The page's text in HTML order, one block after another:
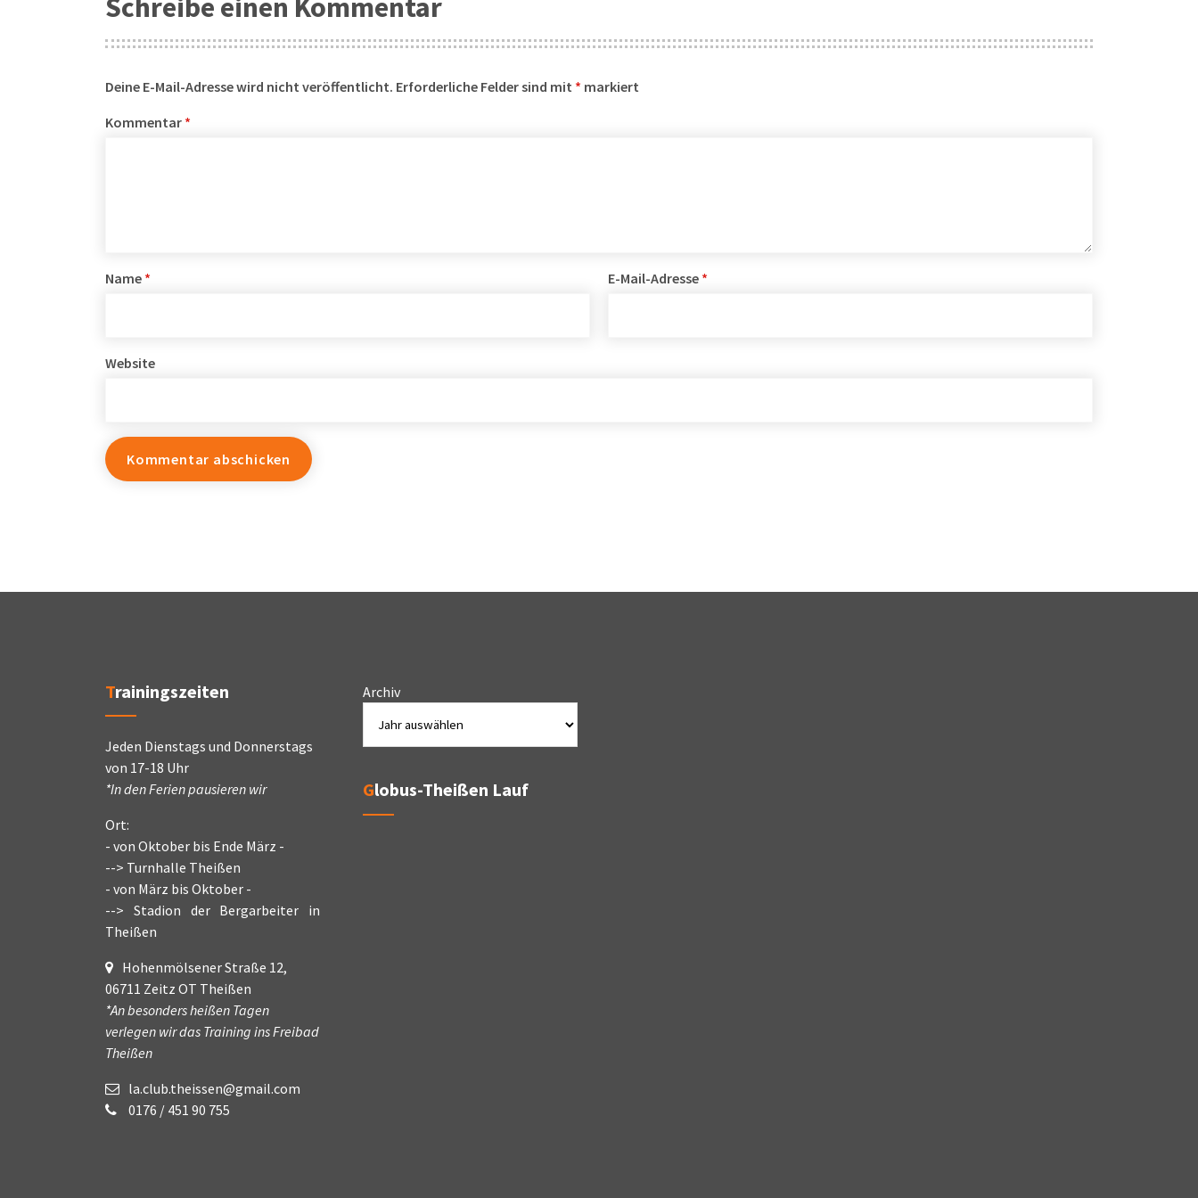
Schreibe einen Kommentar
Deine E-Mail-Adresse wird nicht veröffentlicht. Erforderliche Felder sind mit * markiert
Kommentar *
Name * E-Mail-Adresse *
Website
Trainingszeiten
Jeden Dienstags und Donnerstags
von 17-18 Uhr
*In den Ferien pausieren wir
Ort:
- von Oktober bis Ende März -
--> Turnhalle Theißen
- von März bis Oktober -
--> Stadion der Bergarbeiter in
Theißen
Hohenmölsener Straße 12,
06711 Zeitz OT Theißen
*An besonders heißen Tagen
verlegen wir das Training ins Freibad
Theißen
la.club.theissen@gmail.com
0176 / 451 90 755
Archiv
Globus-Theißen Lauf